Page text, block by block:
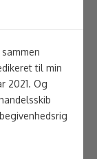
til min
2021. Og